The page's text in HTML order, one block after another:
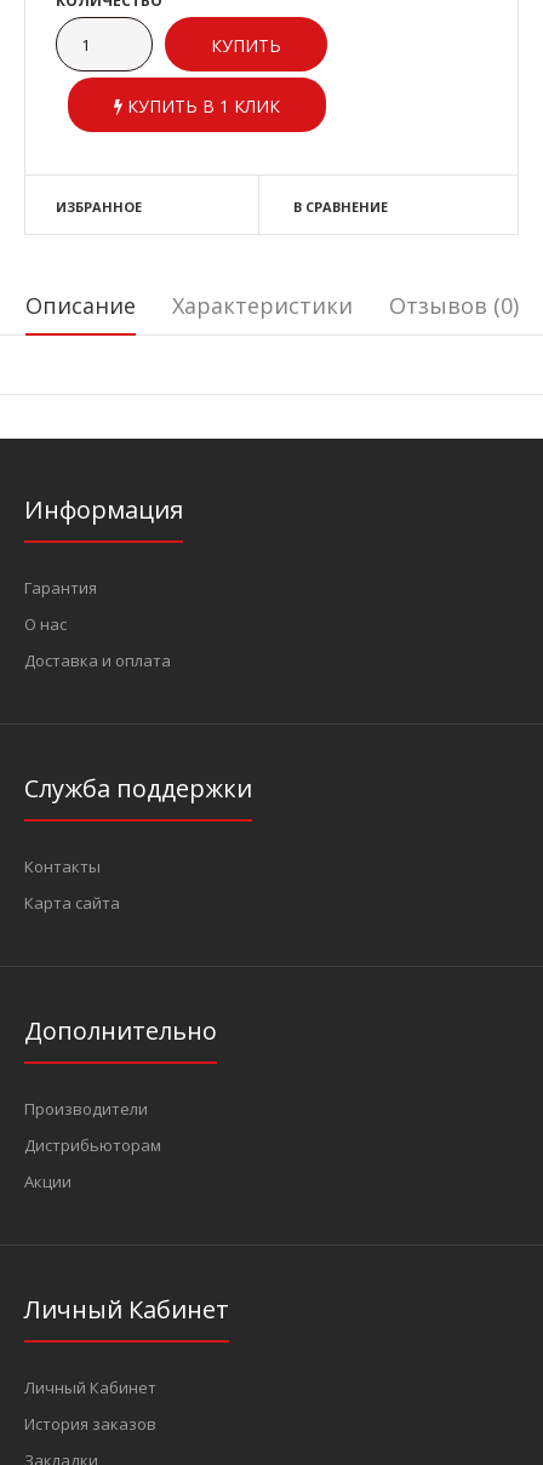
КУПИТЬ В 1 КЛИК
ИЗБРАННОЕ В СРАВНЕНИЕ
Описание Характеристики Отзывов (0)
Информация
Гарантия
О нас
Доставка и оплата
Служба поддержки
Контакты
Карта сайта
Дополнительно
Производители
Дистрибьюторам
Акции
Личный Кабинет
Личный Кабинет
История заказов
Закладки